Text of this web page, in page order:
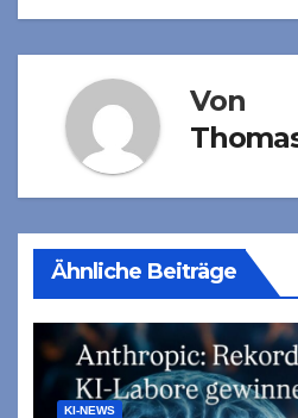
Von
Ähnliche Beiträge
KI-NEWS